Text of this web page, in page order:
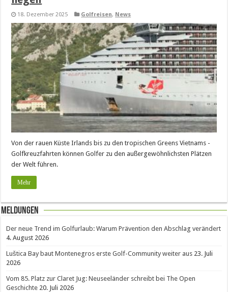
18. Dezember 2025 Golfreisen, News
Von der rauen Küste Irlands bis zu den tropischen Greens Vietnams -
Golfkreuzfahrten können Golfer zu den außergewöhnlichsten Plätzen
der Welt führen.
Mehr
Meldungen
Der neue Trend im Golfurlaub: Warum Prävention den Abschlag verändert
4. August 2026
Luštica Bay baut Montenegros erste Golf-Community weiter aus 23. Juli
2026
Vom 85. Platz zur Claret Jug: Neuseeländer schreibt bei The Open
Geschichte 20. Juli 2026